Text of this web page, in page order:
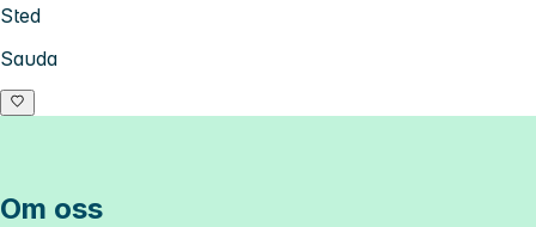
Sted
Sauda
Om oss